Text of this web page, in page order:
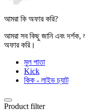
আমরা কি অফার করি?
আমরা সব কিছু জানি এবং দর্শক,
অফার করি।
মুল পাতা
Kick
কিক - লাইভ চ্যাট
Product filter